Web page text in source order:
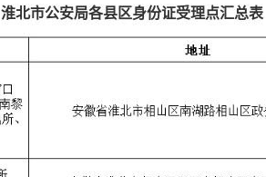
淮北市公安局各县区身份证受理点汇总表